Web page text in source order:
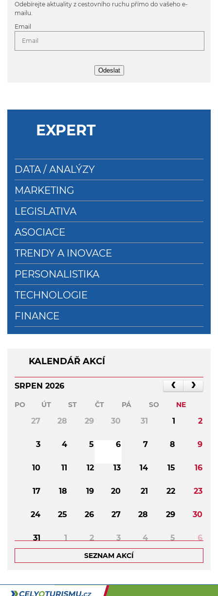
Odebírejte aktuality z cestovního ruchu přímo do vašeho e-
mailu.
Email
Odeslat
EXPERT
DATA / ANALÝZY
MARKETING
LEGISLATIVA
ASOCIACE
TRENDY A INOVACE
PERSONALISTIKA
TECHNOLOGIE
FINANCE
KALENDÁŘ AKCÍ
SRPEN 2026
PO ÚT ST ČT PÁ SO NE
27 28 29 30 31 1 2
3 4 5 6 7 8 9
10 11 12 13 14 15 16
17 18 19 20 21 22 23
24 25 26 27 28 29 30
31 1 2 3 4 5 6
SEZNAM AKCÍ